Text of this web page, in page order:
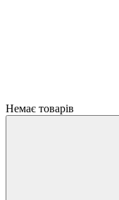
Немає товарів